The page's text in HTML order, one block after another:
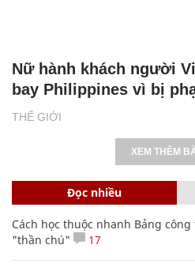
THẾ GIỚI
Nữ hành khách người
bay Philippines vì bị
XEM THÊM
Đọc nhiều
Cách học thuộc nhanh Bảng
"thần chú"
17